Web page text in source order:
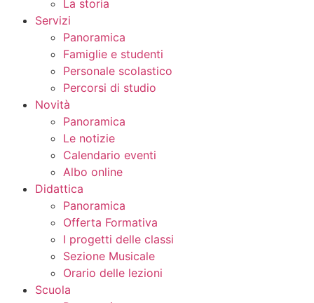
La storia
Servizi
Panoramica
Famiglie e studenti
Personale scolastico
Percorsi di studio
Novità
Panoramica
Le notizie
Calendario eventi
Albo online
Didattica
Panoramica
Offerta Formativa
I progetti delle classi
Sezione Musicale
Orario delle lezioni
Scuola